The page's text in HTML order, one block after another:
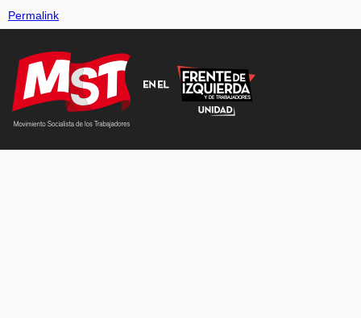
Permalink